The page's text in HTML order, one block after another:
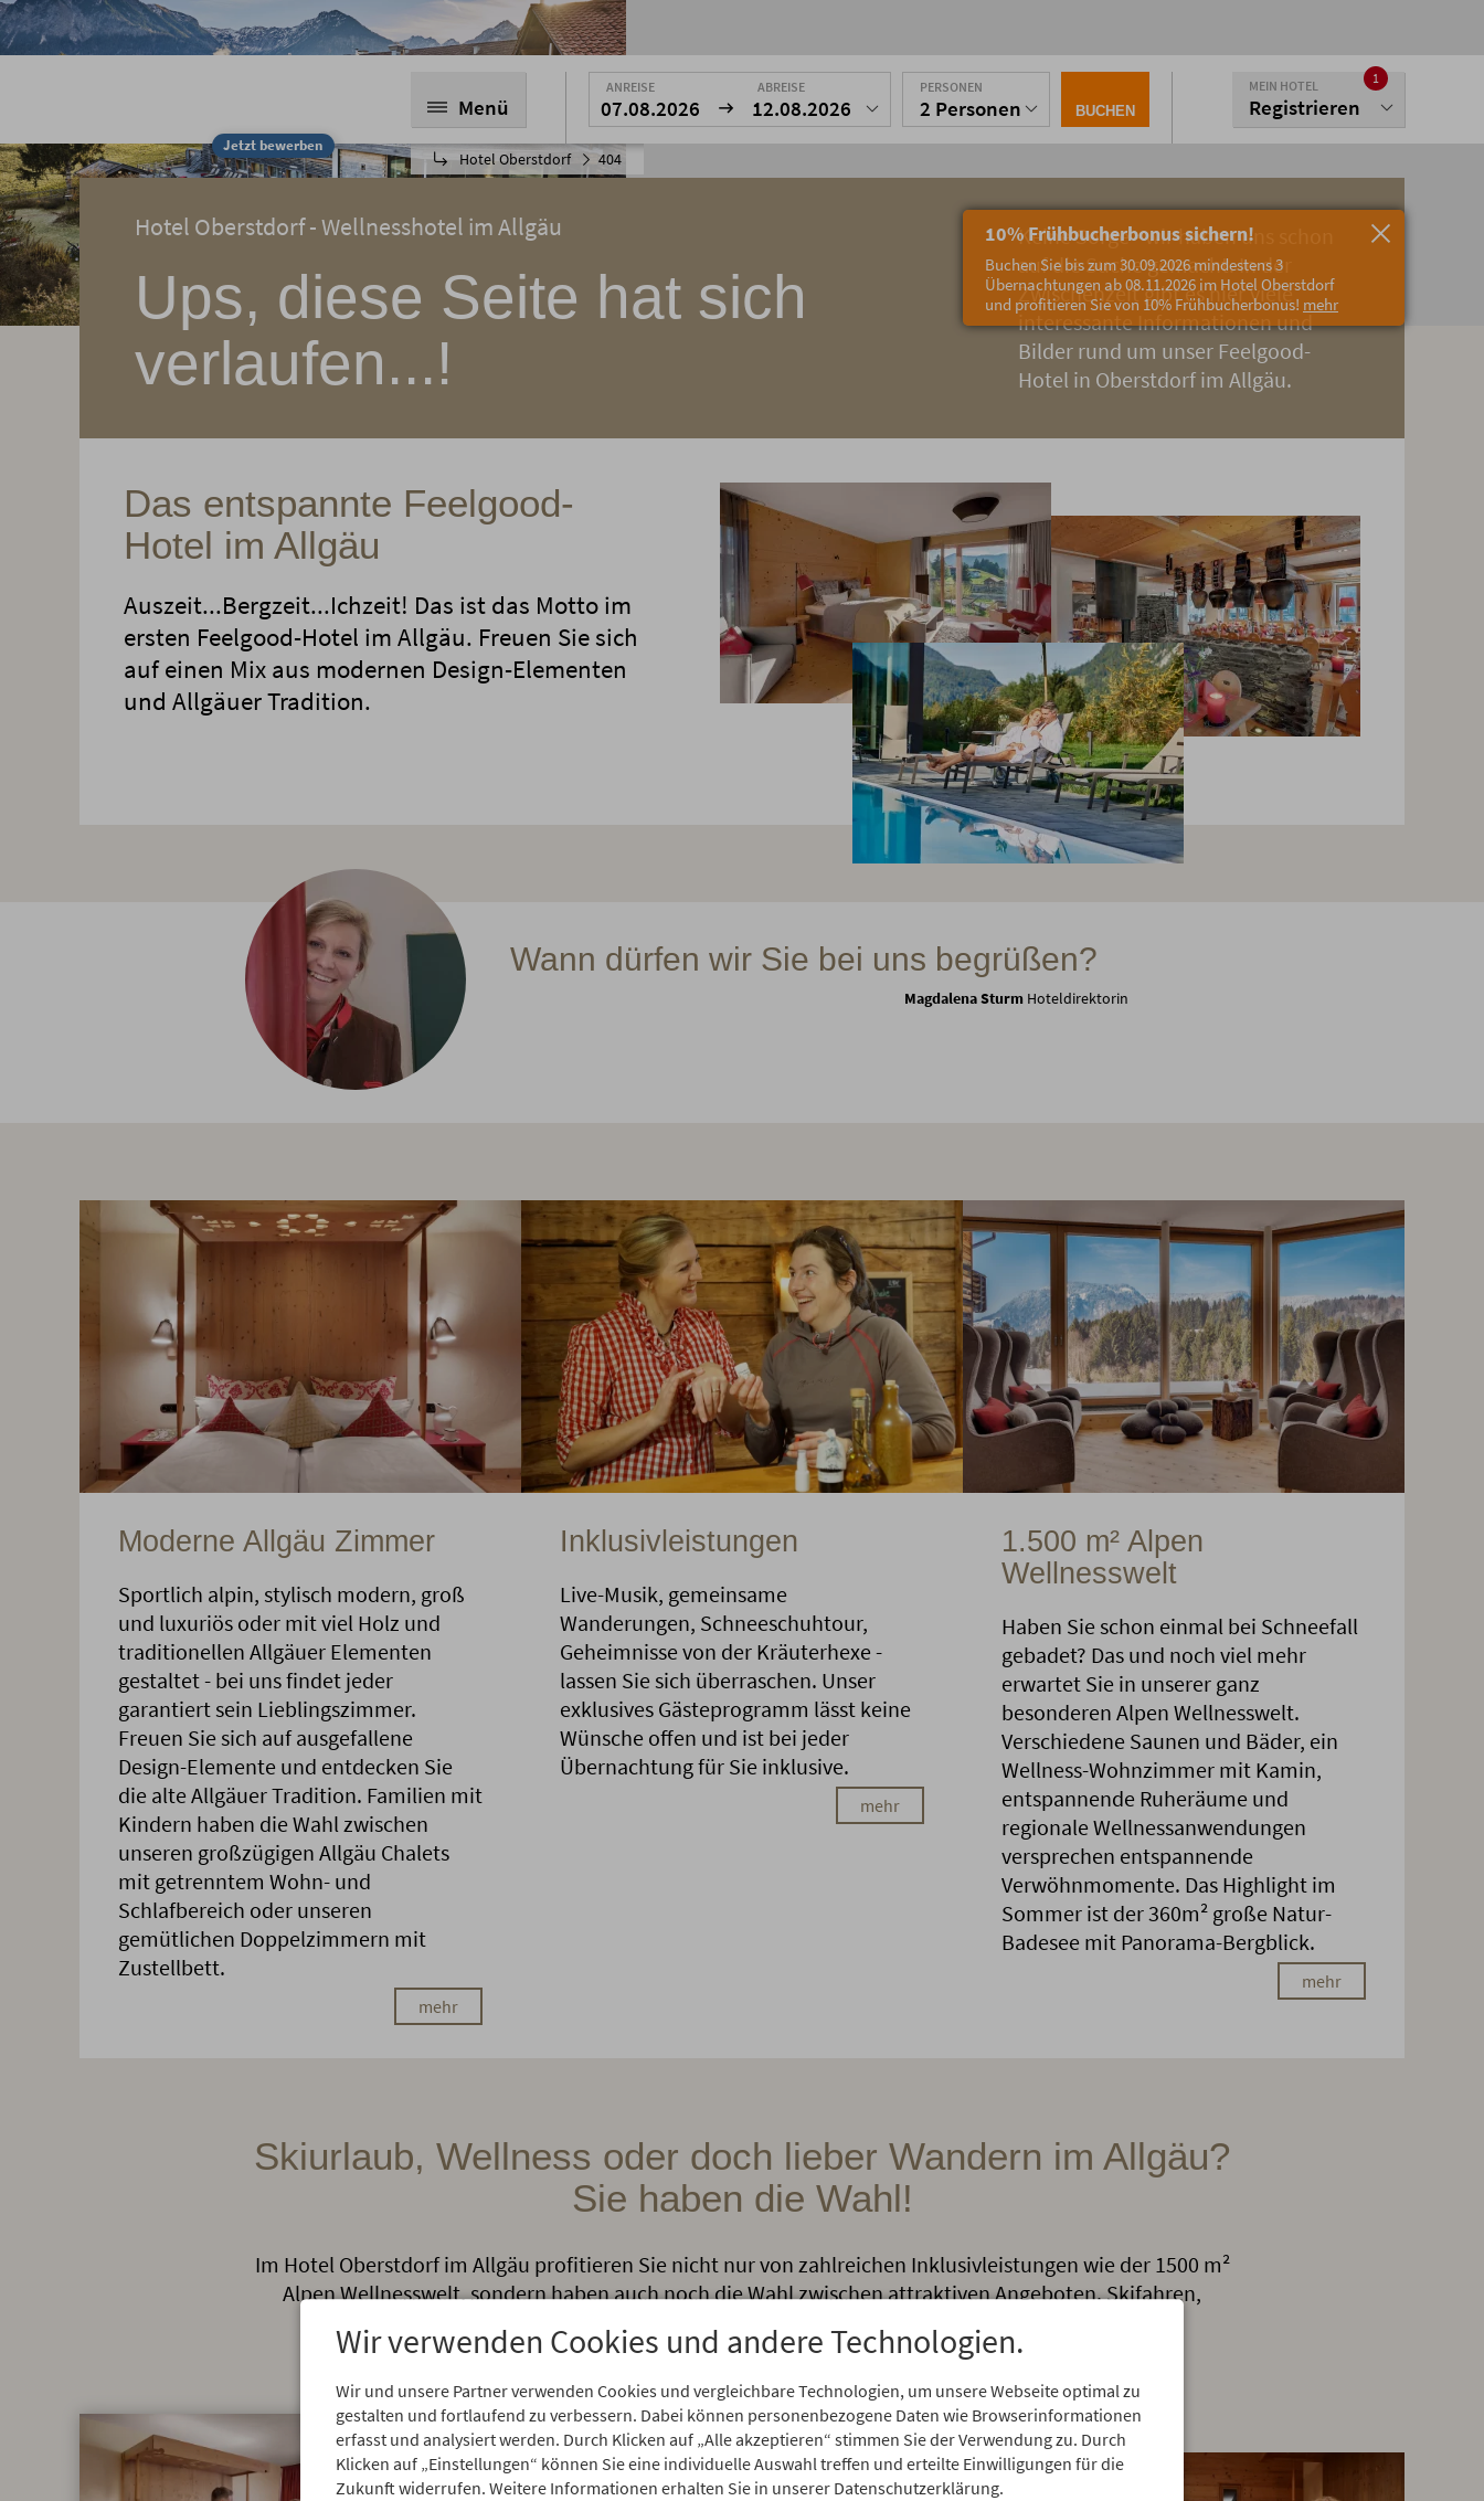
Jetzt bewerben
Menü
Hotel Oberstdorf 404
10% Frühbucherbonus sichern!
Buchen Sie bis zum 30.09.2026 mindestens 3
Übernachtungen ab 08.11.2026 im Hotel Oberstdorf
und profitieren Sie von 10% Frühbucherbonus! mehr
ANREISE
07.08.2026
ABREISE
12.08.2026
PERSONEN
2 Personen BUCHEN
MEIN HOTEL
Registrieren
1
Hotel Oberstdorf - Wellnesshotel im Allgäu
Ups, diese Seite hat sich
verlaufen...!
Keine Sorge - wir haben uns schon
auf die Suche gemacht. In der
Zwischenzeit gibt es hier viele
interessante Informationen und
Bilder rund um unser Feelgood-
Hotel in Oberstdorf im Allgäu.
Das entspannte Feelgood-
Hotel im Allgäu
Auszeit...Bergzeit...Ichzeit! Das ist das Motto im
ersten Feelgood-Hotel im Allgäu. Freuen Sie sich
auf einen Mix aus modernen Design-Elementen
und Allgäuer Tradition.
Wann dürfen wir Sie bei uns begrüßen?
Magdalena Sturm Hoteldirektorin
Moderne Allgäu Zimmer
Sportlich alpin, stylisch modern, groß
und luxuriös oder mit viel Holz und
traditionellen Allgäuer Elementen
gestaltet - bei uns findet jeder
garantiert sein Lieblingszimmer.
Freuen Sie sich auf ausgefallene
Design-Elemente und entdecken Sie
die alte Allgäuer Tradition. Familien mit
Kindern haben die Wahl zwischen
unseren großzügigen Allgäu Chalets
mit getrenntem Wohn- und
Schlafbereich oder unseren
gemütlichen Doppelzimmern mit
Zustellbett.
mehr
Inklusivleistungen
Live-Musik, gemeinsame
Wanderungen, Schneeschuhtour,
Geheimnisse von der Kräuterhexe -
lassen Sie sich überraschen. Unser
exklusives Gästeprogramm lässt keine
Wünsche offen und ist bei jeder
Übernachtung für Sie inklusive.
mehr
1.500 m² Alpen
Wellnesswelt
Haben Sie schon einmal bei Schneefall
gebadet? Das und noch viel mehr
erwartet Sie in unserer ganz
besonderen Alpen Wellnesswelt.
Verschiedene Saunen und Bäder, ein
Wellness-Wohnzimmer mit Kamin,
entspannende Ruheräume und
regionale Wellnessanwendungen
versprechen entspannende
Verwöhnmomente. Das Highlight im
Sommer ist der 360m² große Natur-
Badesee mit Panorama-Bergblick.
mehr
Skiurlaub, Wellness oder doch lieber Wandern im Allgäu?
Sie haben die Wahl!
Im Hotel Oberstdorf im Allgäu profitieren Sie nicht nur von zahlreichen Inklusivleistungen wie der 1500 m²
Alpen Wellnesswelt, sondern haben auch noch die Wahl zwischen attraktiven Angeboten. Skifahren,
Wandern, Mädels-Wellness oder Familien Urlaub? Hier ist für jeden das Richtige dabei!
Wir verwenden Cookies und andere Technologien.
Wir und unsere Partner verwenden Cookies und vergleichbare Technologien, um unsere Webseite optimal zu
gestalten und fortlaufend zu verbessern. Dabei können personenbezogene Daten wie Browserinformationen
erfasst und analysiert werden. Durch Klicken auf „Alle akzeptieren“ stimmen Sie der Verwendung zu. Durch
Klicken auf „Einstellungen“ können Sie eine individuelle Auswahl treffen und erteilte Einwilligungen für die
Zukunft widerrufen. Weitere Informationen erhalten Sie in unserer Datenschutzerklärung.